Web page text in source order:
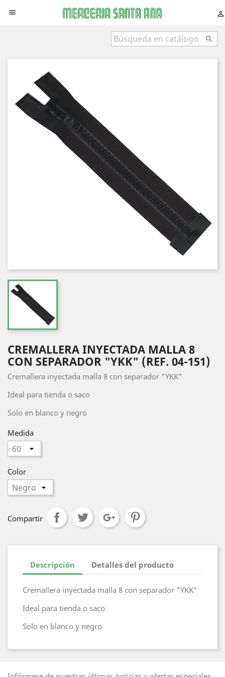
 

CREMALLERA INYECTADA MALLA 8
CON SEPARADOR "YKK" (REF. 04-151)
Cremallera inyectada malla 8 con separador "YKK"
Ideal para tienda o saco
Solo en blanco y negro
Medida
Color
Compartir
Descripción Detalles del producto
Cremallera inyectada malla 8 con separador "YKK"
Ideal para tienda o saco
Solo en blanco y negro